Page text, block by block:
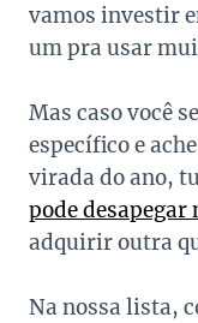
vamos investir
um pra usar
Mas caso você
específico e
virada do ano,
pode desapegar
adquirir outra
Na nossa lista,